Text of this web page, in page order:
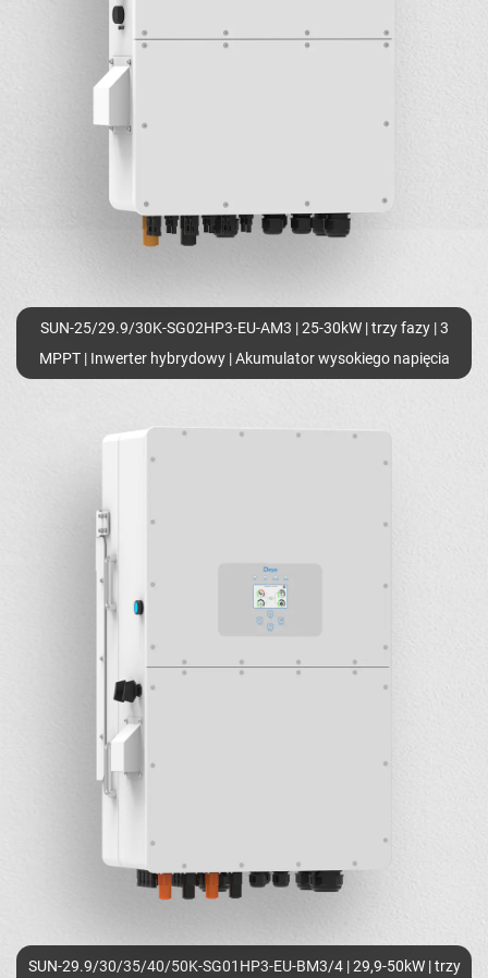
SUN-25/29.9/30K-SG02HP3-EU-AM3 | 25-30kW | trzy fazy | 3
MPPT | Inwerter hybrydowy | Akumulator wysokiego napięcia
SUN-29.9/30/35/40/50K-SG01HP3-EU-BM3/4 | 29,9-50kW | trzy